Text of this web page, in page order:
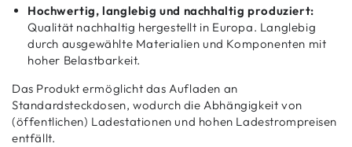
Hochwertig, langlebig und nachhaltig produziert:
Qualität nachhaltig hergestellt in Europa. Langlebig
durch ausgewählte Materialien und Komponenten mit
hoher Belastbarkeit.
Das Produkt ermöglicht das Aufladen an
Standardsteckdosen, wodurch die Abhängigkeit von
(öffentlichen) Ladestationen und hohen Ladestrompreisen
entfällt.